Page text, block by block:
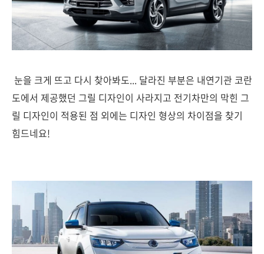
눈을 크게 뜨고 다시 찾아봐도... 달라진 부분은 내연기관 코란
도에서 제공했던 그릴 디자인이 사라지고 전기차만의 막힌 그
릴 디자인이 적용된 점 외에는 디자인 형상의 차이점을 찾기
힘드네요!